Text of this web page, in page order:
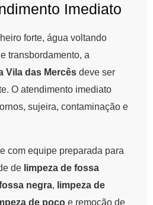
Imediato
forte, água voltando
transbordamento, a
Vila das Mercês deve ser
O atendimento imediato
sujeira, contaminação e
com equipe preparada para
de limpeza de fossa
negra, limpeza de
de poço e remoção de